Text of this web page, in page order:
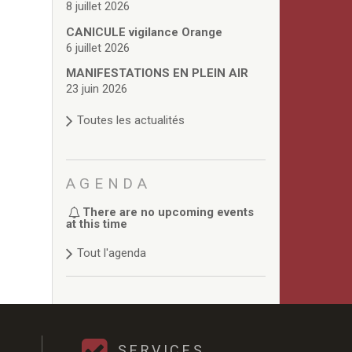
8 juillet 2026
CANICULE vigilance Orange
6 juillet 2026
MANIFESTATIONS EN PLEIN AIR
23 juin 2026
Toutes les actualités
AGENDA
There are no upcoming events
at this time
Tout l'agenda